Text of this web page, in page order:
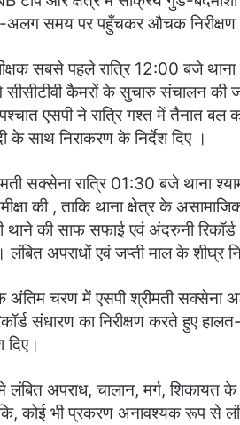
समय पर पहुँचकर औचक निरीक्षण
सबसे पहले रात्रि 12:00 बजे थाना
सीसीटीवी कैमरों के सुचारु संचालन
एसपी ने रात्रि गश्त में तैनात बल
के साथ निराकरण के निर्देश दिए ।
सक्सेना रात्रि 01:30 बजे थाना
की , ताकि थाना क्षेत्र के
की साफ सफाई एवं अंदरुनी
लंबित अपराधों एवं जप्ती माल के शीघ्र
अंतिम चरण में एसपी श्रीमती
संधारण का निरीक्षण करते हुए
दिए।
लंबित अपराध, चालान, मर्ग, शिकायत के
कोई भी प्रकरण अनावश्यक रूप से